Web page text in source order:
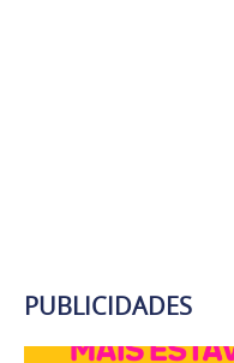
PUBLICIDADES